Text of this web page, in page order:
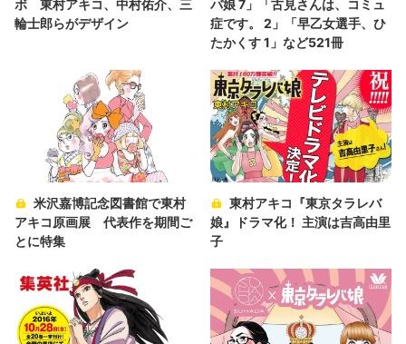
ボ 東村アキコ、中村佑介、三
輪士郎らがデザイン
バ娘 7」「古見さんは、コミュ
症です。 2」「早乙女選手、ひ
たかくす 1」など521冊
米沢嘉博記念図書館で東村
アキコ原画展 代表作を期間ご
とに特集
東村アキコ『東京タラレバ
娘』ドラマ化！ 主演は吉高由里
子